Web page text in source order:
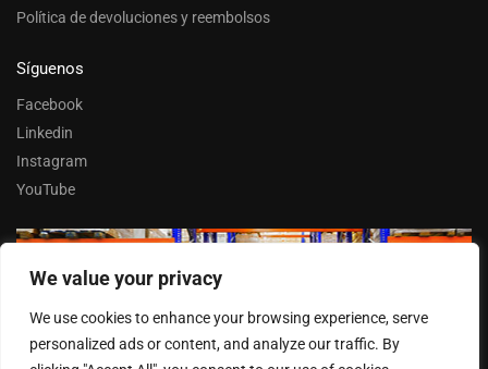
We value your privacy
We use cookies to enhance your browsing experience, serve
personalized ads or content, and analyze our traffic. By
Política de devoluciones y reembolsos
Síguenos
Facebook
Linkedin
Instagram
YouTube
Trabaja con nosotros
Entrar